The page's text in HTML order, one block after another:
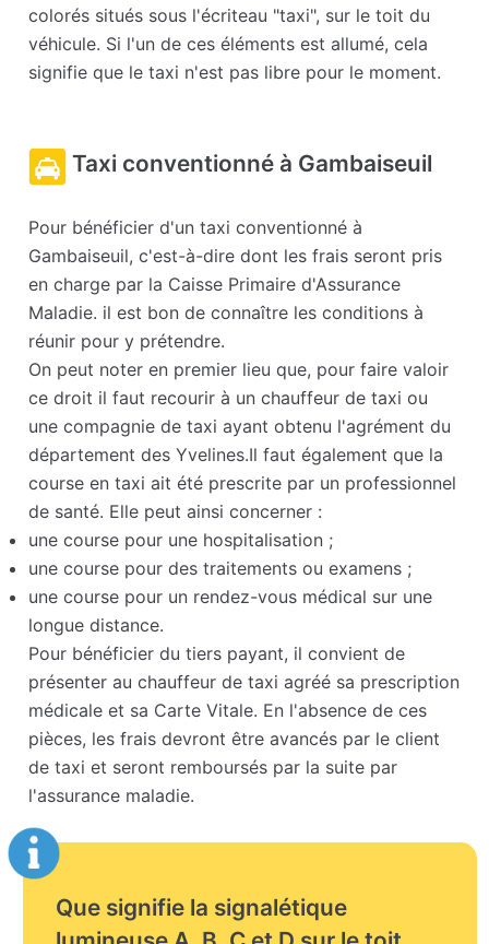
colorés situés sous l'écriteau "taxi", sur le toit du
véhicule. Si l'un de ces éléments est allumé, cela
signifie que le taxi n'est pas libre pour le moment.
Taxi conventionné à Gambaiseuil
Pour bénéficier d'un taxi conventionné à
Gambaiseuil, c'est-à-dire dont les frais seront pris
en charge par la Caisse Primaire d'Assurance
Maladie. il est bon de connaître les conditions à
réunir pour y prétendre.
On peut noter en premier lieu que, pour faire valoir
ce droit il faut recourir à un chauffeur de taxi ou
une compagnie de taxi ayant obtenu l'agrément du
département des Yvelines.Il faut également que la
course en taxi ait été prescrite par un professionnel
de santé. Elle peut ainsi concerner :
une course pour une hospitalisation ;
une course pour des traitements ou examens ;
une course pour un rendez-vous médical sur une
longue distance.
Pour bénéficier du tiers payant, il convient de
présenter au chauffeur de taxi agréé sa prescription
médicale et sa Carte Vitale. En l'absence de ces
pièces, les frais devront être avancés par le client
de taxi et seront remboursés par la suite par
l'assurance maladie.
Que signifie la signalétique